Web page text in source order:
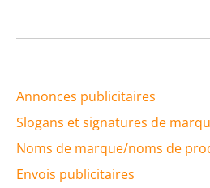
Annonces publicitaires
Slogans et signatures de
Noms de marque/noms de
Envois publicitaires